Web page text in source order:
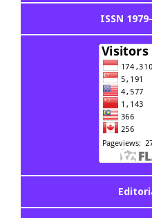
ISSN